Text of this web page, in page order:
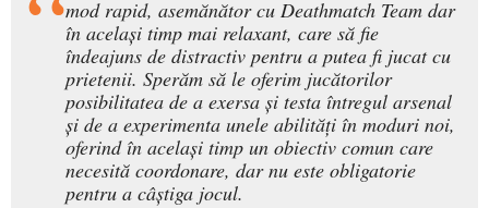
mod rapid, asemănător cu Deathmatch Team dar
în același timp mai relaxant, care să fie
îndeajuns de distractiv pentru a putea fi jucat cu
prietenii. Sperăm să le oferim jucătorilor
posibilitatea de a exersa și testa întregul arsenal
și de a experimenta unele abilități în moduri noi,
oferind în același timp un obiectiv comun care
necesită coordonare, dar nu este obligatorie
pentru a câștiga jocul.